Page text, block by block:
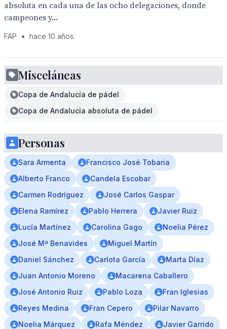
absoluta en cada una de las ocho delegaciones, donde
campeones y...
FAP • hace 10 años
Misceláneas
Copa de Andalucía de pádel
Copa de Andalucía absoluta de pádel
Personas
Sara Armenta
Francisco José Tobaria
Alberto Franco
Candela Escobar
Carmen Rodríguez
José Carlos Gaspar
Elena Ramírez
Pablo Herrera
Javier Ruiz
Lucía Martínez
Carolina Gago
Noelia Pérez
José Mª Benavides
Miguel Martín
Daniel Sánchez
Carlota García
Marta Díaz
Juan Antonio Moreno
Macarena Caballero
José Antonio Ruiz
Pablo Loza
Fran Iglesias
Reyes Medina
Fran Cepero
Pilar Navarro
Noelia Márquez
Rafa Méndez
Javier Garrido